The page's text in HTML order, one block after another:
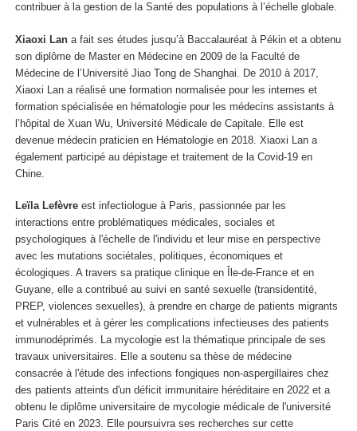
contribuer à la gestion de la Santé des populations à l’échelle globale.
Xiaoxi Lan a fait ses études jusqu’à Baccalauréat à Pékin et a obtenu
son diplôme de Master en Médecine en 2009 de la Faculté de
Médecine de l’Université Jiao Tong de Shanghai. De 2010 à 2017,
Xiaoxi Lan a réalisé une formation normalisée pour les internes et
formation spécialisée en hématologie pour les médecins assistants à
l’hôpital de Xuan Wu, Université Médicale de Capitale. Elle est
devenue médecin praticien en Hématologie en 2018. Xiaoxi Lan a
également participé au dépistage et traitement de la Covid-19 en
Chine.
Leïla Lefèvre est infectiologue à Paris, passionnée par les
interactions entre problématiques médicales, sociales et
psychologiques à l'échelle de l'individu et leur mise en perspective
avec les mutations sociétales, politiques, économiques et
écologiques. A travers sa pratique clinique en Île-de-France et en
Guyane, elle a contribué au suivi en santé sexuelle (transidentité,
PREP, violences sexuelles), à prendre en charge de patients migrants
et vulnérables et à gérer les complications infectieuses des patients
immunodéprimés. La mycologie est la thématique principale de ses
travaux universitaires. Elle a soutenu sa thèse de médecine
consacrée à l'étude des infections fongiques non-aspergillaires chez
des patients atteints d'un déficit immunitaire héréditaire en 2022 et a
obtenu le diplôme universitaire de mycologie médicale de l'université
Paris Cité en 2023. Elle poursuivra ses recherches sur cette